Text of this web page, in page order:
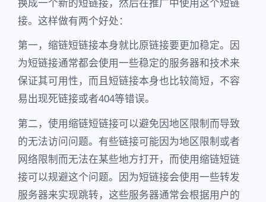
换成一个新的短链接，然后在推广中使用这个短链
接。这样做有两个好处：
第一，缩链短链接本身就比原链接要更加稳定。因
为短链接通常都会使用一些稳定的服务器和技术来
保证其可用性，而且短链接本身也比较简短，不容
易出现死链接或者404等错误。
第二，使用缩链短链接可以避免因地区限制而导致
的无法访问问题。有些链接可能因为地区限制或者
网络限制而无法在某些地方打开，而使用缩链短链
接可以规避这个问题。因为短链接会使用一些转发
服务器来实现跳转，这些服务器通常会根据用户的